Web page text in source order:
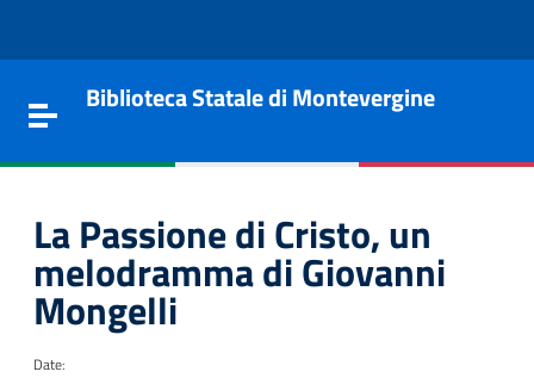
Toggle navigation
Biblioteca Statale di Montevergine
La Passione di Cristo, un
melodramma di Giovanni
Mongelli
Date: